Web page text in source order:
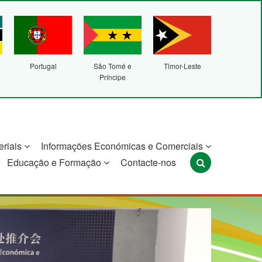
Portugal
São Tomé e
Príncipe
Timor-Leste
Informações Económicas e Comerciais
Educação e Formação Contacte-nos